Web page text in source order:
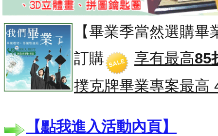
【畢業季當然選購
訂購
享有最高85
撲克牌畢業專案最高
【點我進入活動內頁】